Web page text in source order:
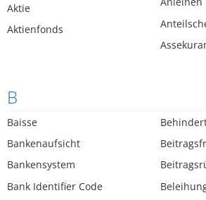
Aktie
Aktienfonds
B
Baisse
Bankenaufsicht
Bankensystem
Bank Identifier Code